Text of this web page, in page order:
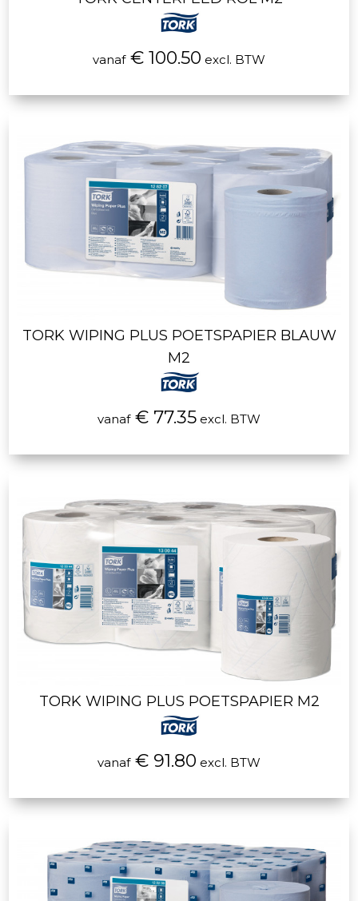
vanaf€ 100.50 excl. BTW
TORK WIPING PLUS POETSPAPIER BLAUW
M2
vanaf€ 77.35 excl. BTW
TORK WIPING PLUS POETSPAPIER M2
vanaf€ 91.80 excl. BTW